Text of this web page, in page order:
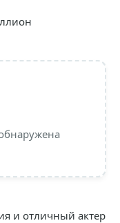
и отличный актер